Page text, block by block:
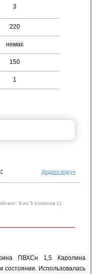
3
220
немає
150
1
Додати відгук
3 из 5 (голосов 1)
ПВХСн 1,5 Каролина
состоянии. Использовалась